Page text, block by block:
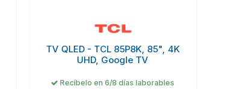
TV QLED - TCL 85P8K, 85", 4K
UHD, Google TV
Recíbelo en 6/8 días laborables